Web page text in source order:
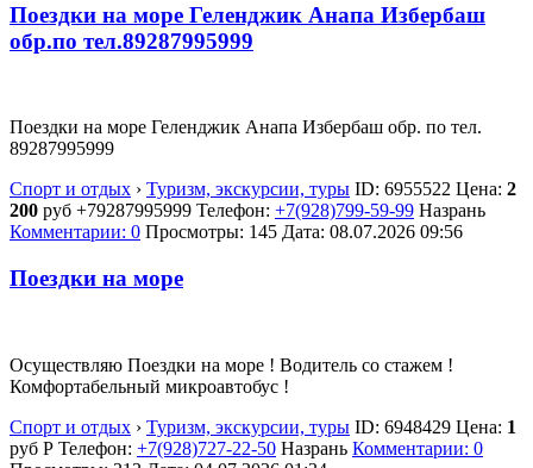
Поездки на море Геленджик Анапа Избербаш
обр.по тел.89287995999
Поездки на море Геленджик Анапа Избербаш обр. по тел.
89287995999
Спорт и отдых › Туризм, экскурсии, туры ID: 6955522 Цена: 2
200 руб +79287995999 Телефон: +7(928)799-59-99 Назрань
Комментарии: 0 Просмотры: 145 Дата: 08.07.2026 09:56
Поездки на море
Осуществляю Поездки на море ! Водитель со стажем !
Комфортабельный микроавтобус !
Спорт и отдых › Туризм, экскурсии, туры ID: 6948429 Цена: 1
руб Р Телефон: +7(928)727-22-50 Назрань Комментарии: 0